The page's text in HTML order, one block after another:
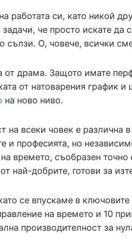
работата си, като никой
че просто искате да
сълзи. О, човече, всички
драма. Защото имате
от натоварения график и
на ново ниво.
на всеки човек е различна
и професията, но
времето, съобразен точно
най-добрите, готови за
се впускаме в
на времето и 10
производителност за